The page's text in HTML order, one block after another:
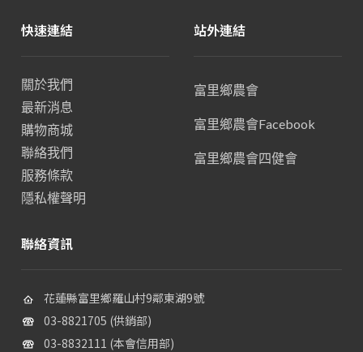
快速連結
關於我們
最新消息
購物商城
聯絡我們
服務條款
隱私權聲明
站外連結
富里鄉農會
富里鄉農會Facebook
富里鄉農會四健會
聯絡資訊
花蓮縣富里鄉羅山村9鄰東湖9號
03-8821705 (供銷部)
03-8832111 (本會信用部)